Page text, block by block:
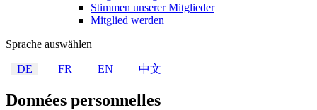
Stimmen unserer Mitglieder
Mitglied werden
Sprache auswählen
DE FR EN 中文
Données personnelles